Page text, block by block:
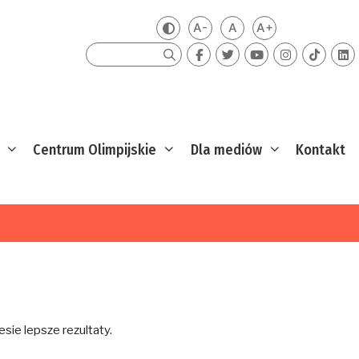
Zmień kontrast
A-Mniejsza czcionka
ADomyślna czcionka
A+Większa
Szukaj
Centrum Olimpijskie Dla mediów Kontakt
lepsze rezultaty.